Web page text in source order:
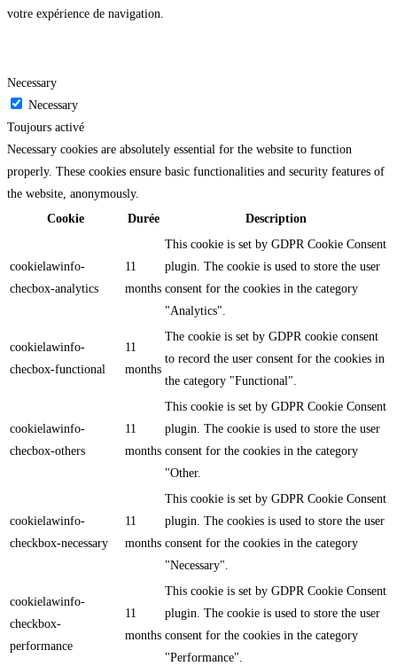
votre expérience de navigation.
Necessary
Necessary
Toujours activé
Necessary cookies are absolutely essential for the website to function
properly. These cookies ensure basic functionalities and security features of
the website, anonymously.
Cookie
Durée Description
cookielawinfo-
checbox-analytics
11
months
This cookie is set by GDPR Cookie Consent
plugin. The cookie is used to store the user
consent for the cookies in the category
"Analytics".
cookielawinfo-
checbox-functional
11
months
The cookie is set by GDPR cookie consent
to record the user consent for the cookies in
the category "Functional".
cookielawinfo-
checbox-others
11
months
This cookie is set by GDPR Cookie Consent
plugin. The cookie is used to store the user
consent for the cookies in the category
"Other.
cookielawinfo-
checkbox-necessary
11
months
This cookie is set by GDPR Cookie Consent
plugin. The cookies is used to store the user
consent for the cookies in the category
"Necessary".
cookielawinfo-
checkbox-
performance
11
months
This cookie is set by GDPR Cookie Consent
plugin. The cookie is used to store the user
consent for the cookies in the category
"Performance".